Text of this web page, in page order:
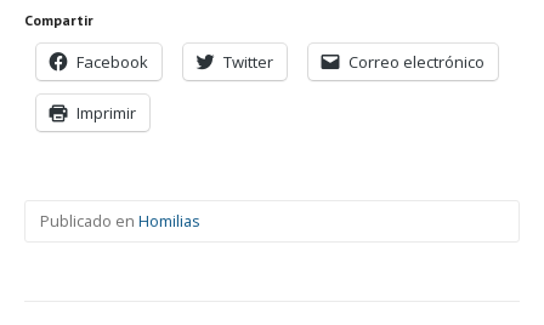
Compartir
Facebook Twitter Correo electrónico
Imprimir
Publicado en Homilias